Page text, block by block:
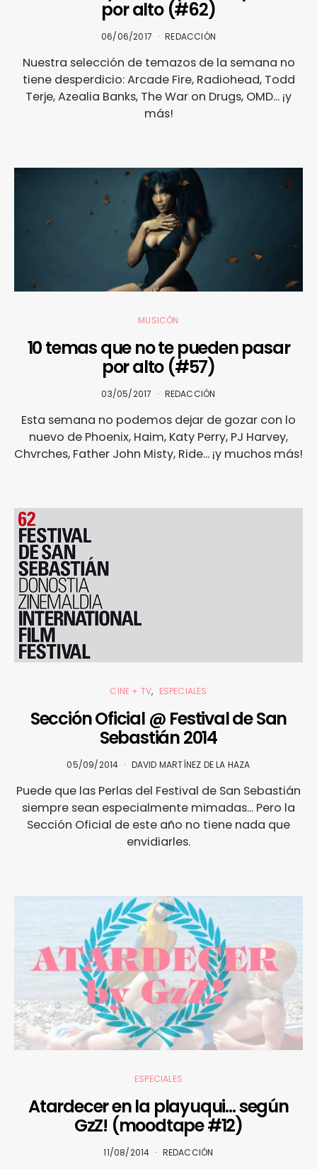
por alto (#62)
06/06/2017 REDACCIÓN
Nuestra selección de temazos de la semana no
tiene desperdicio: Arcade Fire, Radiohead, Todd
Terje, Azealia Banks, The War on Drugs, OMD... ¡y
más!
MUSICÓN
10 temas que no te pueden pasar
por alto (#57)
03/05/2017 REDACCIÓN
Esta semana no podemos dejar de gozar con lo
nuevo de Phoenix, Haim, Katy Perry, PJ Harvey,
Chvrches, Father John Misty, Ride... ¡y muchos más!
CINE + TV ESPECIALES
Sección Oficial @ Festival de San
Sebastián 2014
05/09/2014 DAVID MARTÍNEZ DE LA HAZA
Puede que las Perlas del Festival de San Sebastián
siempre sean especialmente mimadas... Pero la
Sección Oficial de este año no tiene nada que
envidiarles.
ESPECIALES
Atardecer en la playuqui… según
GzZ! (moodtape #12)
11/08/2014 REDACCIÓN